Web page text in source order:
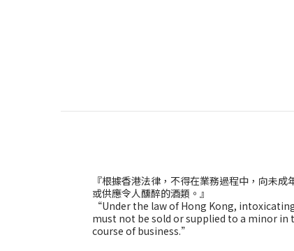
『根據香港法律，不得在業務過程中，向未成
或供應令人醺醉的酒類。』
“Under the law of Hong Kong,
must not be sold or supplied to a minor in
course of business.”